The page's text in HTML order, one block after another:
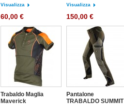
Visualizza
60,00 €
Visualizza
150,00 €
Trabaldo Maglia
Maverick
Pantalone
TRABALDO SUMMIT